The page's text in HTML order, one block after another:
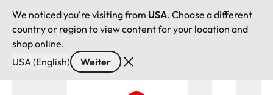
We noticed you're visiting from USA. Choose a different
country or region to view content for your location and
shop online.
USA (English)
Weiter